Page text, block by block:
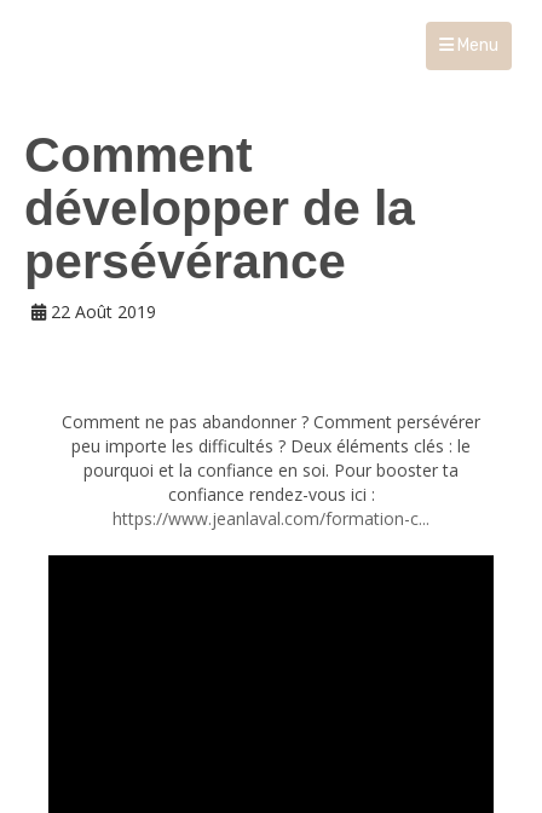
Menu
Comment
développer de la
persévérance
22 Août 2019
Comment ne pas abandonner ? Comment persévérer
peu importe les difficultés ? Deux éléments clés : le
pourquoi et la confiance en soi. Pour booster ta
confiance rendez-vous ici :
https://www.jeanlaval.com/formation-c...